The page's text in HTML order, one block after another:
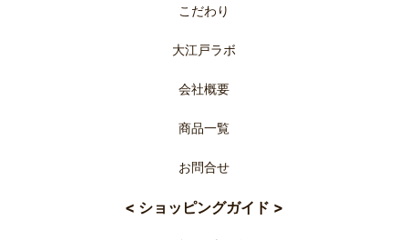
こだわり
大江戸ラボ
会社概要
商品一覧
お問合せ
< ショッピングガイド >